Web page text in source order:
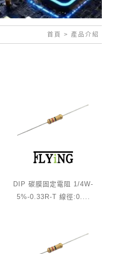
首頁 > 產品介紹
DIP 碳膜固定電阻 1/4W-
5%-0.33R-T 線徑:0....